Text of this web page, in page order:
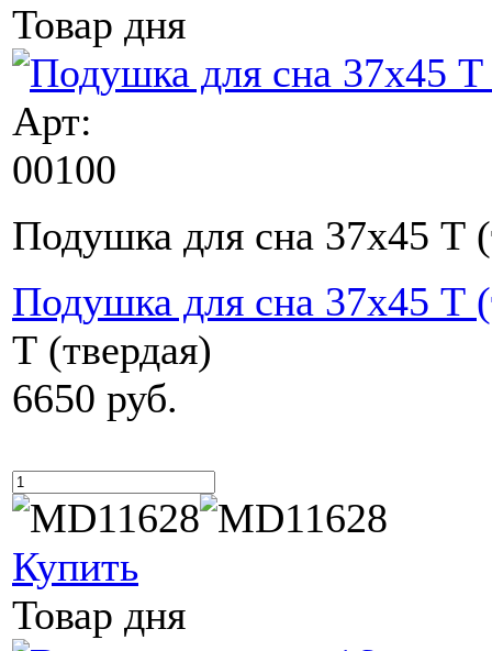
Товар дня
Арт:
00100
Подушка для сна 37х45 Т
Подушка для сна 37х45 Т
Т (твердая)
6650 руб.
Купить
Товар дня